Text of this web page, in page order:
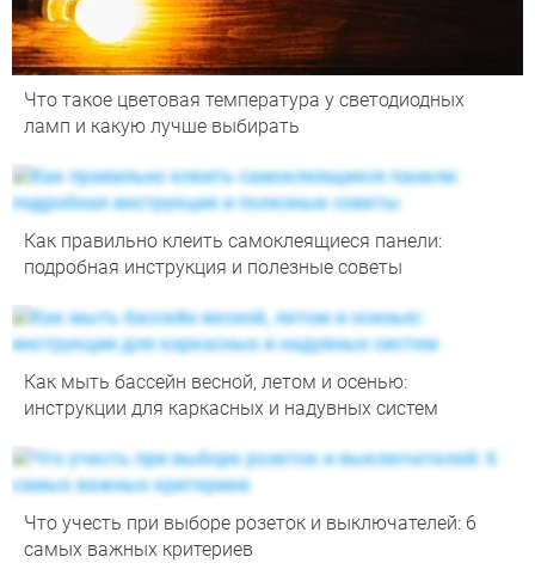
Что такое цветовая температура у светодиодных
ламп и какую лучше выбирать
Как правильно клеить самоклеящиеся панели:
подробная инструкция и полезные советы
Как мыть бассейн весной, летом и осенью:
инструкции для каркасных и надувных систем
Что учесть при выборе розеток и выключателей: 6
самых важных критериев